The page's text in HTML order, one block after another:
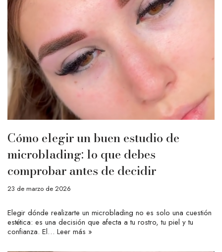
Cómo elegir un buen estudio de
microblading: lo que debes
comprobar antes de decidir
23 de marzo de 2026
Elegir dónde realizarte un microblading no es solo una cuestión
estética: es una decisión que afecta a tu rostro, tu piel y tu
confianza. El… Leer más »